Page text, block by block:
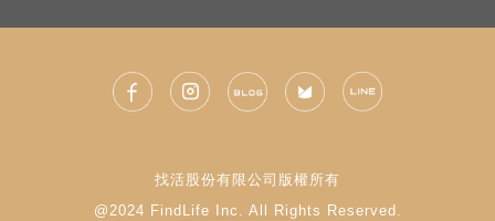
找活股份有限公司版權所有
@2024 FindLife Inc. All Rights Reserved.